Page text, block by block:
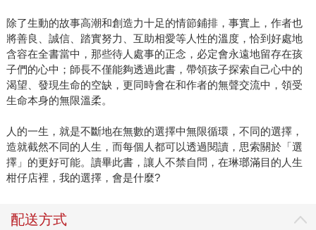
除了生動的故事高潮和創造力十足的情節鋪排，事實上，作者也
將善良、誠信、踏實努力、互助相愛等人性的溫度，恰到好處地
含容在全書當中，那些待人處事的正念，必定會永遠地留存在孩
子們的心中；師長不僅能夠透過此書，帶領孩子探索自己心中的
渴望、發現生命的空缺，更同時會在和作者的無聲交流中，領受
生命本身的無限溫柔。
人的一生，就是不斷地在無數的選擇中無限循環，不同的選擇，
造就截然不同的人生，而每個人都可以透過閱讀，思索關於「選
擇」的更好可能。讀畢此書，讓人不禁自問，在琳瑯滿目的人生
柑仔店裡，我的選擇，會是什麼?
配送方式